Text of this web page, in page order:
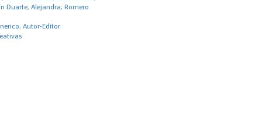
Duarte, Alejandra; Romero
Autor-Editor